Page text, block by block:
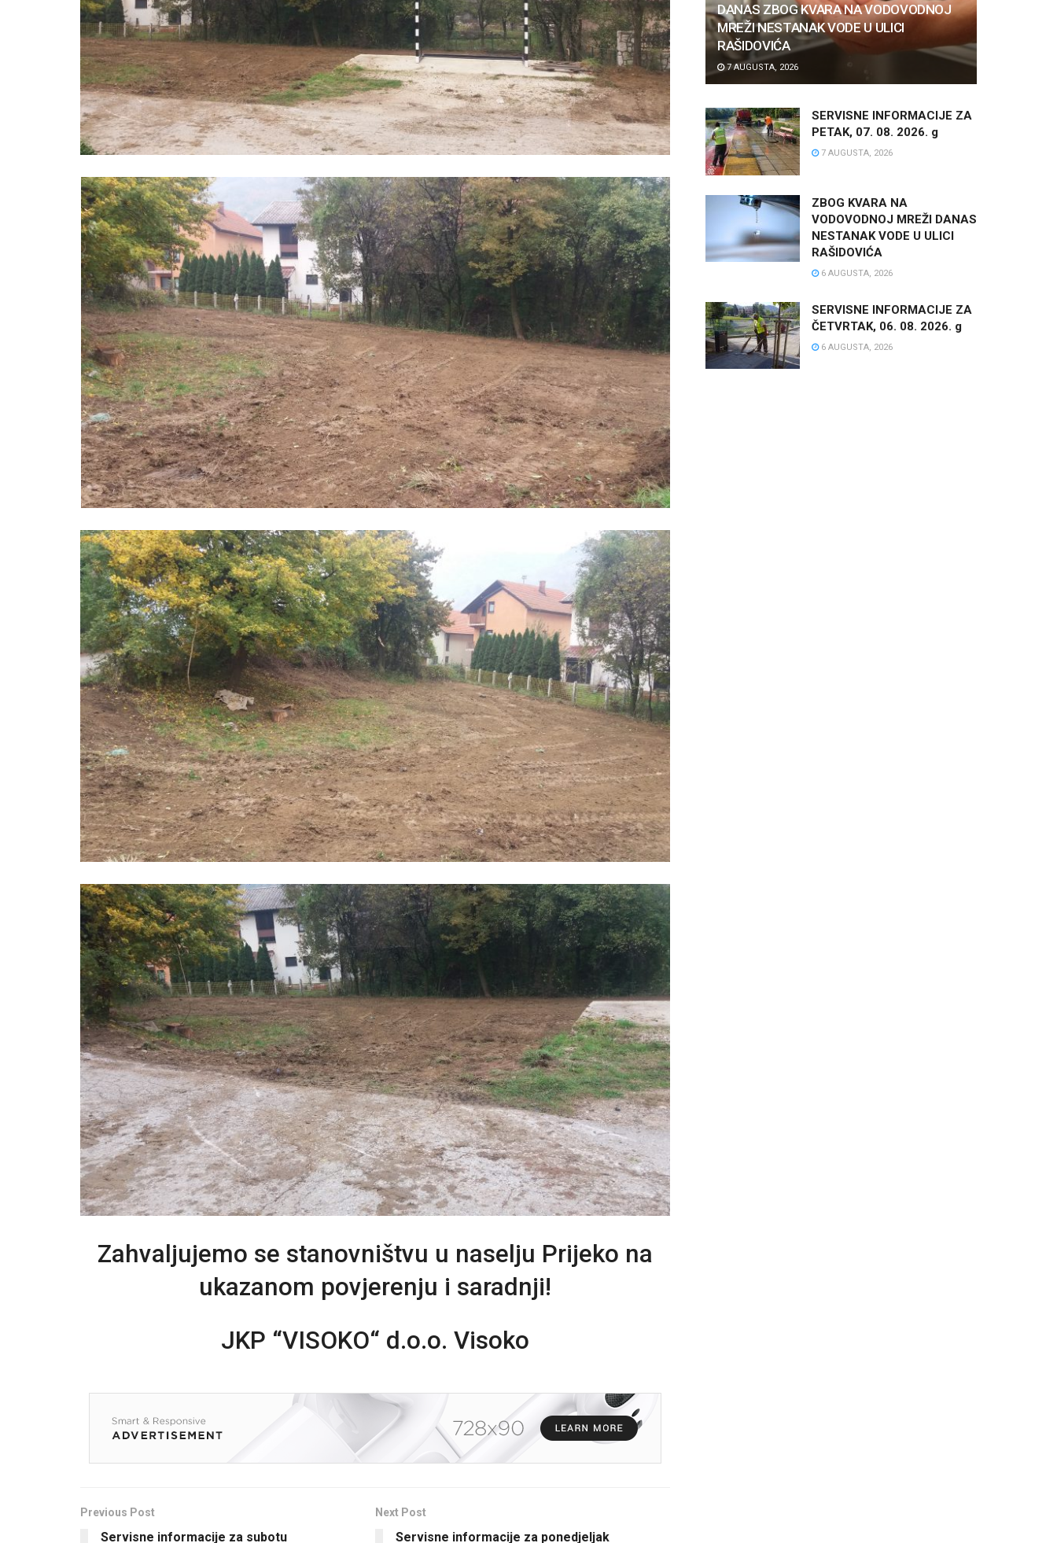
Zahvaljujemo se stanovništvu u naselju Prijeko na
ukazanom povjerenju i saradnji!
JKP “VISOKO“ d.o.o. Visoko
Previous Post
Servisne informacije za subotu
Next Post
Servisne informacije za ponedjeljak
DANAS ZBOG KVARA NA VODOVODNOJ
MREŽI NESTANAK VODE U ULICI
RAŠIDOVIĆA
7 AUGUSTA, 2026
SERVISNE INFORMACIJE ZA
PETAK, 07. 08. 2026. g
7 AUGUSTA, 2026
ZBOG KVARA NA
VODOVODNOJ MREŽI DANAS
NESTANAK VODE U ULICI
RAŠIDOVIĆA
6 AUGUSTA, 2026
SERVISNE INFORMACIJE ZA
ČETVRTAK, 06. 08. 2026. g
6 AUGUSTA, 2026